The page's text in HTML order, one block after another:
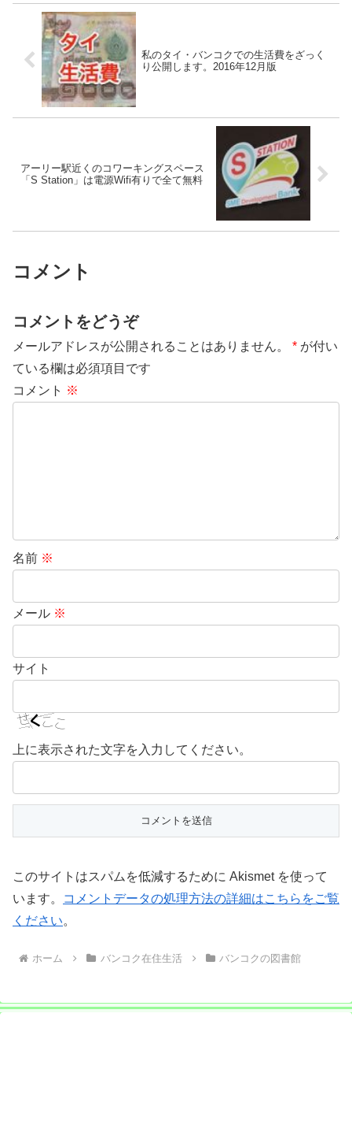
私のタイ・バンコクでの生活費をざっく
り公開します。2016年12月版
アーリー駅近くのコワーキングスペース
「S Station」は電源Wifi有りで全て無料
コメント
コメントをどうぞ
メールアドレスが公開されることはありません。 * が付い
ている欄は必須項目です
コメント ※
名前 ※
メール ※
サイト
上に表示された文字を入力してください。
このサイトはスパムを低減するために Akismet を使って
います。
コメントデータの処理方法の詳細はこちらをご覧
ください。
ホーム バンコク在住生活 バンコクの図書館